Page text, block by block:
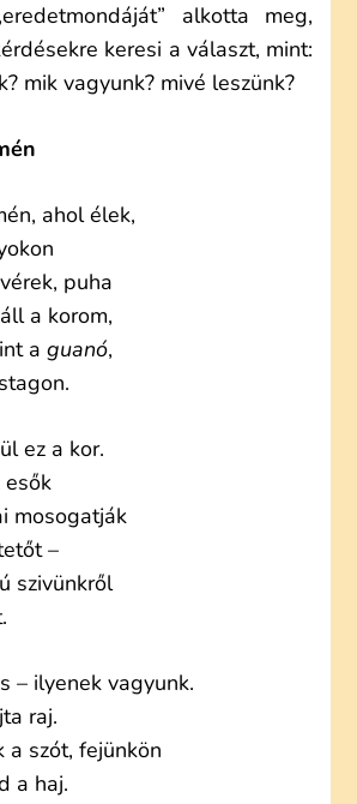
alkotta meg,
keresi a választ, mint:
mik vagyunk? mivé leszünk?
ahol élek,
puha
a korom,
aguanó,
ez a kor.
esők
mosogatják
–
szivünkről
– ilyenek vagyunk.
raj.
a szót, fejünkön
a haj.